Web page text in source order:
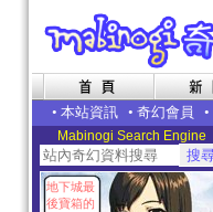
• 本站資訊 • 奇幻會員 •
Mabinogi Search Engine
地下城最
後寶箱的